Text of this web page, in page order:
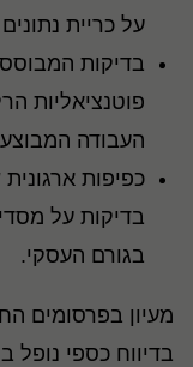
על כריית
בדיקות
פוטנציאליות
העבודה
כפיפות ארגונית
בדיקות על
בגורם העסקי.
מעיון בפרסומים